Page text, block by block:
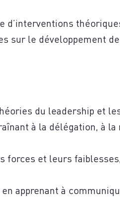
d’interventions
sur le développement
du leadership et
à la délégation, à
forces et leurs
apprenant à